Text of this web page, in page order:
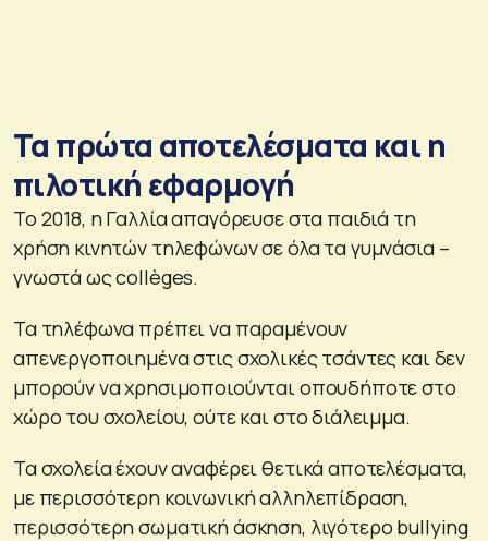
Τα πρώτα αποτελέσματα και η
πιλοτική εφαρμογή
Το 2018, η Γαλλία απαγόρευσε στα παιδιά τη
χρήση κινητών τηλεφώνων σε όλα τα γυμνάσια –
γνωστά ως collèges.
Τα τηλέφωνα πρέπει να παραμένουν
απενεργοποιημένα στις σχολικές τσάντες και δεν
μπορούν να χρησιμοποιούνται οπουδήποτε στο
χώρο του σχολείου, ούτε και στο διάλειμμα.
Τα σχολεία έχουν αναφέρει θετικά αποτελέσματα,
με περισσότερη κοινωνική αλληλεπίδραση,
περισσότερη σωματική άσκηση, λιγότερο bullying